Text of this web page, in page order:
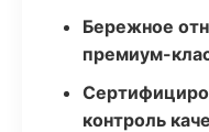
Бережное
премиум-
контроль